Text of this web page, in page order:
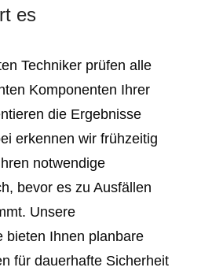
es
Techniker prüfen alle
Komponenten Ihrer
die Ergebnisse
erkennen wir frühzeitig
notwendige
bevor es zu Ausfällen
Unsere
bieten Ihnen planbare
für dauerhafte Sicherheit